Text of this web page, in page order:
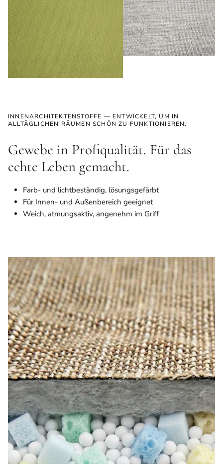
INNENARCHITEKTENSTOFFE — ENTWICKELT, UM IN
ALLTÄGLICHEN RÄUMEN SCHÖN ZU FUNKTIONIEREN.
Gewebe in Profiqualität. Für das
echte Leben gemacht.
Farb- und lichtbeständig, lösungsgefärbt
Für Innen- und Außenbereich geeignet
Weich, atmungsaktiv, angenehm im Griff